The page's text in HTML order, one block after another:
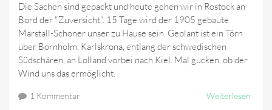
Die Sachen sind gepackt und heute gehen wir in Rostock an
Bord der "Zuversicht". 15 Tage wird der 1905 gebaute
Marstall-Schoner unser zu Hause sein. Geplant ist ein Törn
über Bornholm, Karlskrona, entlang der schwedischen
Südschären, an Lolland vorbei nach Kiel. Mal gucken, ob der
Wind uns das ermöglicht.
Weiterlesen
1 Kommentar